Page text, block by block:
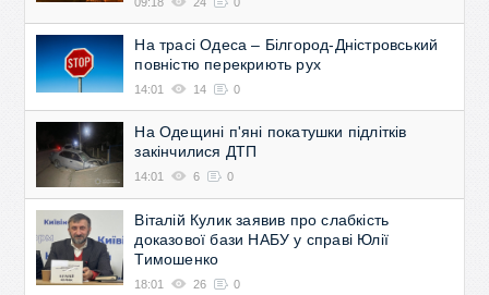
На трасі Одеса – Білгород-Дністровський
повністю перекриють рух
14:01 14 0
На Одещині п'яні покатушки підлітків
закінчилися ДТП
14:01 6 0
Віталій Кулик заявив про слабкість
доказової бази НАБУ у справі Юлії
Тимошенко
18:01 26 0